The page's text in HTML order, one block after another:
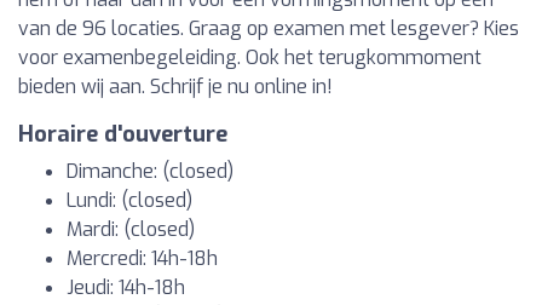
van de 96 locaties. Graag op examen met lesgever? Kies
voor examenbegeleiding. Ook het terugkommoment
bieden wij aan. Schrijf je nu online in!
Horaire d'ouverture
Dimanche: (closed)
Lundi: (closed)
Mardi: (closed)
Mercredi: 14h-18h
Jeudi: 14h-18h